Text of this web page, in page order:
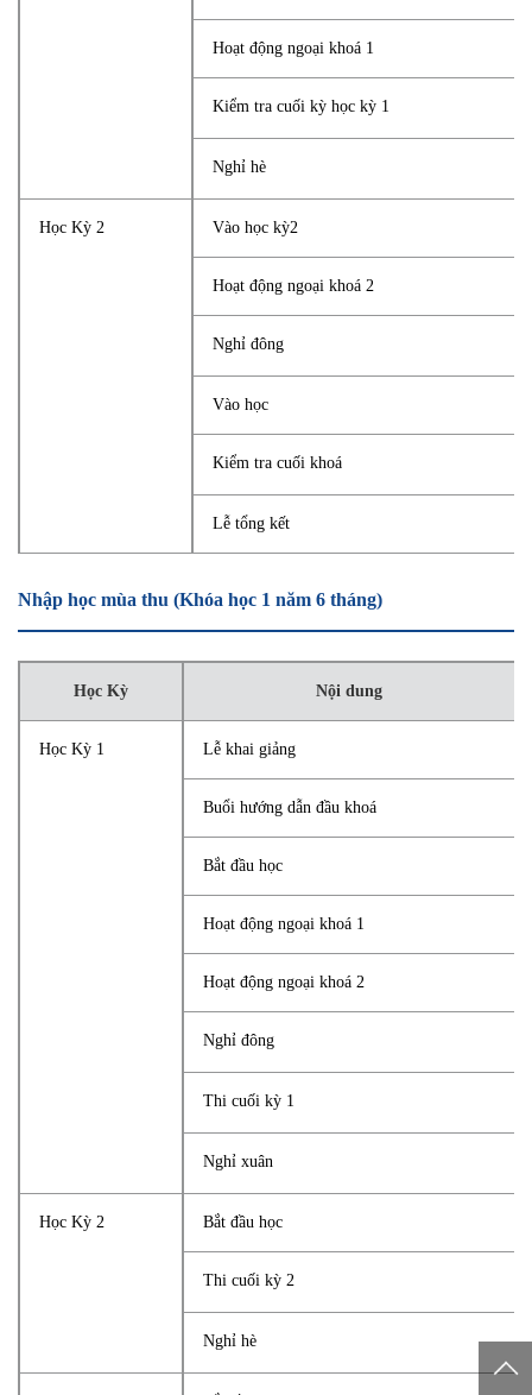
Hoạt động ngoại khoá 1
Kiểm tra cuối kỳ học kỳ 1
Nghỉ hè
Học Kỳ 2 Vào học kỳ2
Hoạt động ngoại khoá 2
Nghỉ đông
Vào học
Kiểm tra cuối khoá
Lễ tổng kết
Nhập học mùa thu (Khóa học 1 năm 6 tháng)
Học Kỳ Nội dung
Học Kỳ 1 Lễ khai giảng
Buổi hướng dẫn đầu khoá
Bắt đầu học
Hoạt động ngoại khoá 1
Hoạt động ngoại khoá 2
Nghỉ đông
Thi cuối kỳ 1
Nghỉ xuân
Học Kỳ 2 Bắt đầu học
Thi cuối kỳ 2
Nghỉ hè